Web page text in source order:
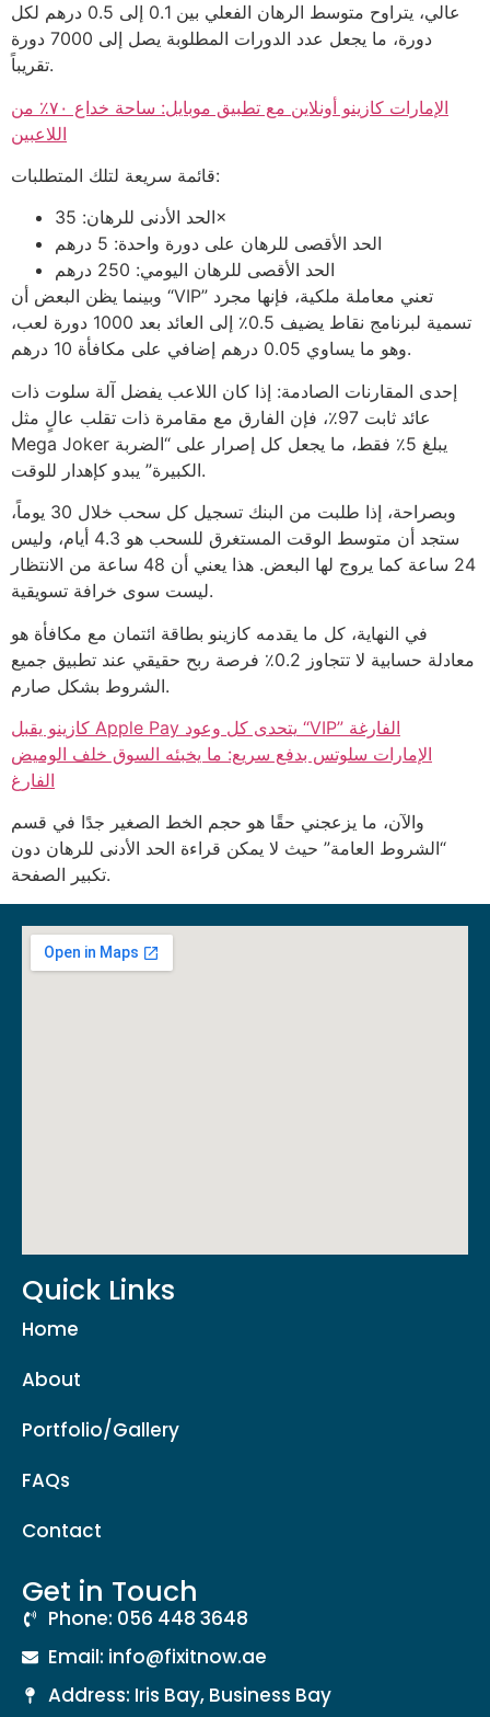
عالي، يتراوح متوسط الرهان الفعلي بين 0.1 إلى 0.5 درهم لكل
دورة، ما يجعل عدد الدورات المطلوبة يصل إلى 7000 دورة
تقريباً.
الإمارات كازينو أونلاين مع تطبيق موبايل: ساحة خداع ٧٠٪ من
اللاعبين
قائمة سريعة لتلك المتطلبات:
الحد الأدنى للرهان: 35×
الحد الأقصى للرهان على دورة واحدة: 5 درهم
الحد الأقصى للرهان اليومي: 250 درهم
وبينما يظن البعض أن “VIP” تعني معاملة ملكية، فإنها مجرد
تسمية لبرنامج نقاط يضيف 0.5٪ إلى العائد بعد 1000 دورة لعب،
وهو ما يساوي 0.05 درهم إضافي على مكافأة 10 درهم.
إحدى المقارنات الصادمة: إذا كان اللاعب يفضل آلة سلوت ذات
عائد ثابت 97٪، فإن الفارق مع مقامرة ذات تقلب عالٍ مثل
Mega Joker يبلغ 5٪ فقط، ما يجعل كل إصرار على “الضربة
الكبيرة” يبدو كإهدار للوقت.
وبصراحة، إذا طلبت من البنك تسجيل كل سحب خلال 30 يوماً،
ستجد أن متوسط الوقت المستغرق للسحب هو 4.3 أيام، وليس
24 ساعة كما يروج لها البعض. هذا يعني أن 48 ساعة من الانتظار
ليست سوى خرافة تسويقية.
في النهاية، كل ما يقدمه كازينو بطاقة ائتمان مع مكافأة هو
معادلة حسابية لا تتجاوز 0.2٪ فرصة ربح حقيقي عند تطبيق جميع
الشروط بشكل صارم.
كازينو يقبل Apple Pay يتحدى كل وعود “VIP” الفارغة
الإمارات سلوتس بدفع سريع: ما يخبئه السوق خلف الوميض
الفارغ
والآن، ما يزعجني حقًا هو حجم الخط الصغير جدًا في قسم
“الشروط العامة” حيث لا يمكن قراءة الحد الأدنى للرهان دون
تكبير الصفحة.
Quick Links
Home
About
Portfolio/Gallery
FAQs
Contact
Get in Touch
Phone: 056 448 3648
Email: info@fixitnow.ae
Address: Iris Bay, Business Bay